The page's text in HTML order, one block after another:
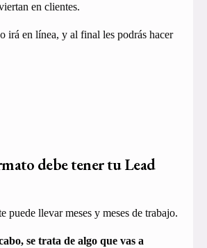
en clientes.
irá en línea, y al final les podrás hacer
debe tener tu Lead
puede llevar meses y meses de trabajo.
se trata de algo que vas a